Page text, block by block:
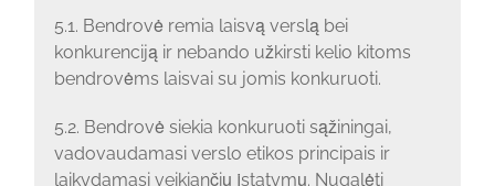
5.1. Bendrovė remia laisvą verslą bei
konkurenciją ir nebando užkirsti kelio kitoms
bendrovėms laisvai su jomis konkuruoti.
5.2. Bendrovė siekia konkuruoti sąžiningai,
vadovaudamasi verslo etikos principais ir
laikydamasi veikiančių įstatymų. Nugalėti